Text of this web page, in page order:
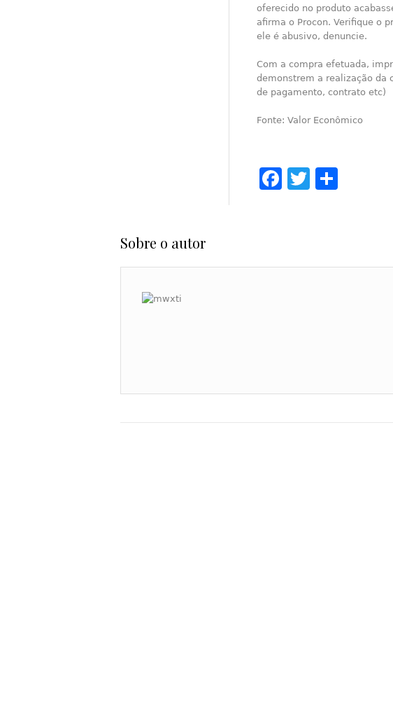
oferecido no produto
afirma o Procon. Verifique o
ele é abusivo, denuncie.
Com a compra efetuada,
demonstrem a realização da
de pagamento, contrato etc)
Fonte: Valor Econômico
Facebook
Twitter
Sobre o autor